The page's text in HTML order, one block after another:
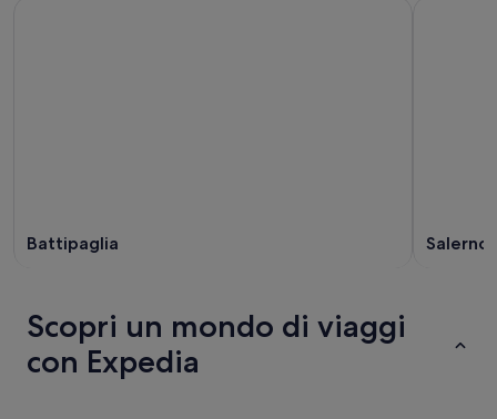
Battipaglia Salerno
Scopri un mondo di viaggi
con Expedia